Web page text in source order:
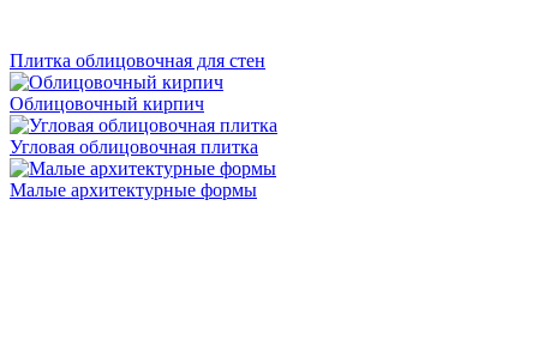
Плитка облицовочная для стен
Облицовочный кирпич
Угловая облицовочная плитка
Малые архитектурные формы